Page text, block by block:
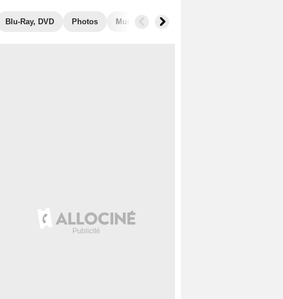
Blu-Ray, DVD Photos Musique Secrets de tournage